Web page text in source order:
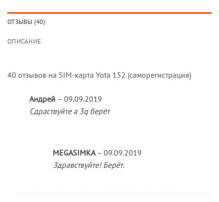
ОТЗЫВЫ (40)
ОПИСАНИЕ
40 отзывов на SIM-карта Yota 152 (саморегистрация)
Андрей – 09.09.2019
Сдраствуйте а 3q берёт
MEGASIMKA – 09.09.2019
Здравствуйте! Берёт.